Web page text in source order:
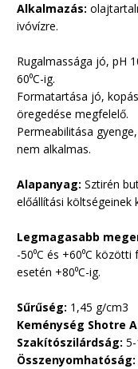
Alkalmazás:
ivóvízre.
Rugalmassága jó, pH
60⁰C-ig.
Formatartása jó,
öregedése megfelelő.
Permeabilitása
nem alkalmas.
Alapanyag:Sztirén
előállítási költségeinek
Legmagasabb
-50⁰C és +60⁰C közötti
esetén +80⁰C-ig.
Sűrűség: 1,45 g/
Keménység Shotre
Szakítószilárdság:
Összenyomhatóság: